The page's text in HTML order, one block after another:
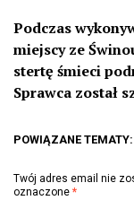
Podczas
miejscy ze
stertę śmieci
Sprawca został
POWIĄZANE TEMATY:
Twój adres email nie
oznaczone *